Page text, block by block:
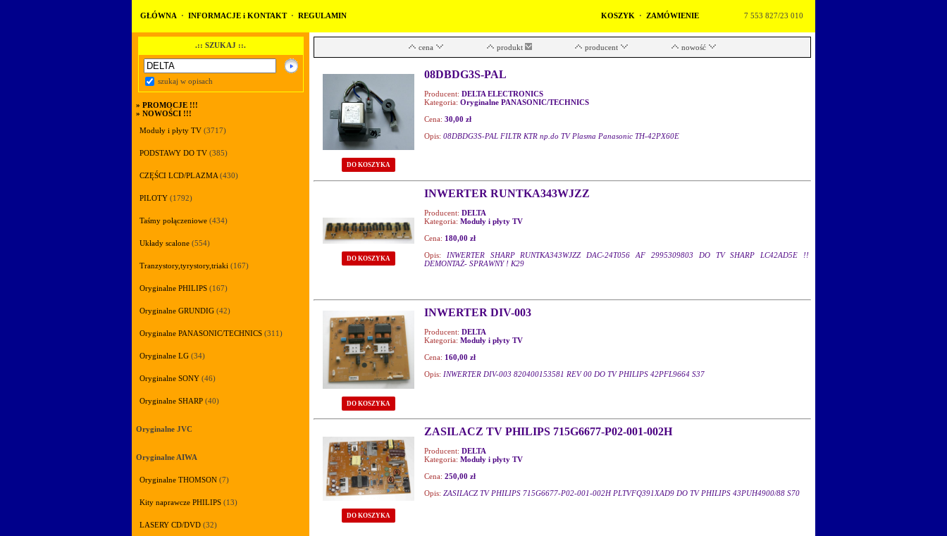
GŁÓWNA · INFORMACJE i KONTAKT · REGULAMIN KOSZYK · ZAMÓWIENIE 7 553 827/23 010
.:: SZUKAJ ::.
szukaj w opisach
» PROMOCJE !!!
» NOWOŚCI !!!
Moduły i płyty TV (3717)
PODSTAWY DO TV (385)
CZĘŚCI LCD/PLAZMA (430)
PILOTY (1792)
Taśmy połączeniowe (434)
Układy scalone (554)
Tranzystory,tyrystory,triaki (167)
Oryginalne PHILIPS (167)
Oryginalne GRUNDIG (42)
Oryginalne PANASONIC/TECHNICS (311)
Oryginalne LG (34)
Oryginalne SONY (46)
Oryginalne SHARP (40)
Oryginalne JVC
Oryginalne AIWA
Oryginalne THOMSON (7)
Kity naprawcze PHILIPS (13)
LASERY CD/DVD (32)
cena produkt producent nowość
DO KOSZYKA
08DBDG3S-PAL
Producent: DELTA ELECTRONICS
Kategoria: Oryginalne PANASONIC/TECHNICS
Cena: 30,00 zł
Opis: 08DBDG3S-PAL FILTR KTR np.do TV Plasma Panasonic TH-42PX60E
DO KOSZYKA
INWERTER RUNTKA343WJZZ
Producent: DELTA
Kategoria: Moduły i płyty TV
Cena: 180,00 zł
Opis:
INWERTER SHARP RUNTKA343WJZZ DAC-24T056 AF 2995309803 DO TV SHARP LC42AD5E !!
DEMONTAŻ- SPRAWNY ! K29
DO KOSZYKA
INWERTER DIV-003
Producent: DELTA
Kategoria: Moduły i płyty TV
Cena: 160,00 zł
Opis: INWERTER DIV-003 820400153581 REV 00 DO TV PHILIPS 42PFL9664 S37
DO KOSZYKA
ZASILACZ TV PHILIPS 715G6677-P02-001-002H
Producent: DELTA
Kategoria: Moduły i płyty TV
Cena: 250,00 zł
Opis: ZASILACZ TV PHILIPS 715G6677-P02-001-002H PLTVFQ391XAD9 DO TV PHILIPS 43PUH4900/88 S70